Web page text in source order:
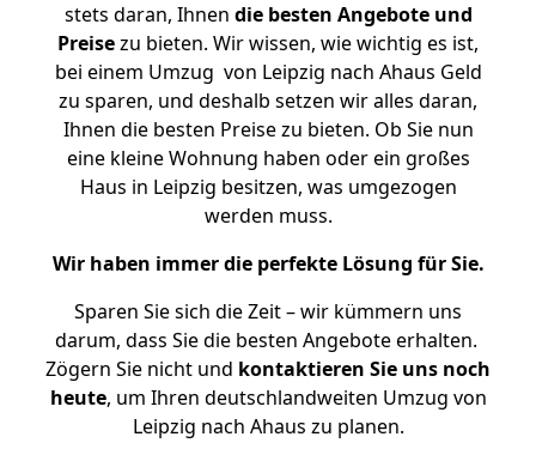
stets daran, Ihnen die besten Angebote und
Preisezu bieten. Wir wissen, wie wichtig es ist,
bei einem Umzug von Leipzig nach Ahaus Geld
zu sparen, und deshalb setzen wir alles daran,
Ihnen die besten Preise zu bieten. Ob Sie nun
eine kleine Wohnung haben oder ein großes
Haus in Leipzig besitzen, was umgezogen
werden muss.
Wir haben immer die perfekte Lösung für Sie.
Sparen Sie sich die Zeit – wir kümmern uns
darum, dass Sie die besten Angebote erhalten.
Zögern Sie nicht und kontaktieren Sie uns noch
heute, um Ihren deutschlandweiten Umzug von
Leipzig nach Ahaus zu planen.